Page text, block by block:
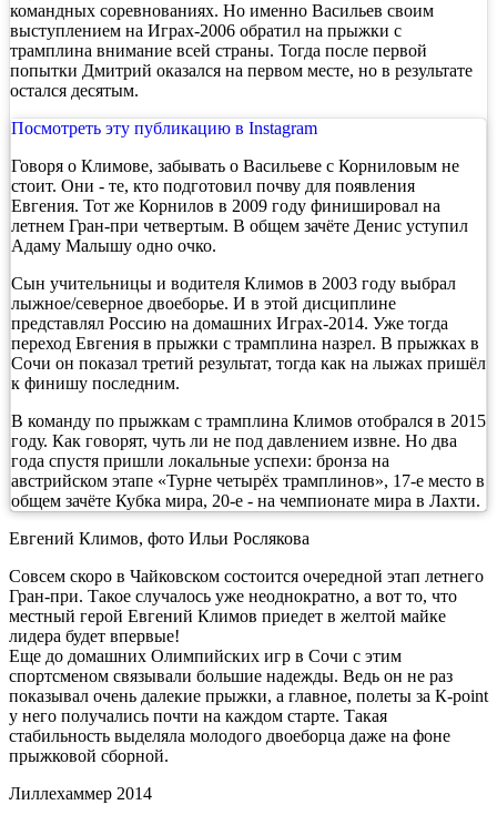
командных соревнованиях. Но именно Васильев своим
выступлением на Играх-2006 обратил на прыжки с
трамплина внимание всей страны. Тогда после первой
попытки Дмитрий оказался на первом месте, но в результате
остался десятым.
Посмотреть эту публикацию в Instagram
Говоря о Климове, забывать о Васильеве с Корниловым не
стоит. Они - те, кто подготовил почву для появления
Евгения. Тот же Корнилов в 2009 году финишировал на
летнем Гран-при четвертым. В общем зачёте Денис уступил
Адаму Малышу одно очко.
Сын учительницы и водителя Климов в 2003 году выбрал
лыжное/северное двоеборье. И в этой дисциплине
представлял Россию на домашних Играх-2014. Уже тогда
переход Евгения в прыжки с трамплина назрел. В прыжках в
Сочи он показал третий результат, тогда как на лыжах пришёл
к финишу последним.
В команду по прыжкам с трамплина Климов отобрался в 2015
году. Как говорят, чуть ли не под давлением извне. Но два
года спустя пришли локальные успехи: бронза на
австрийском этапе «Турне четырёх трамплинов», 17-е место в
общем зачёте Кубка мира, 20-е - на чемпионате мира в Лахти.
Евгений Климов, фото Ильи Рослякова
Совсем скоро в Чайковском состоится очередной этап летнего
Гран-при. Такое случалось уже неоднократно, а вот то, что
местный герой Евгений Климов приедет в желтой майке
лидера будет впервые!
Еще до домашних Олимпийских игр в Сочи с этим
спортсменом связывали большие надежды. Ведь он не раз
показывал очень далекие прыжки, а главное, полеты за К-point
у него получались почти на каждом старте. Такая
стабильность выделяла молодого двоеборца даже на фоне
прыжковой сборной.
Лиллехаммер 2014